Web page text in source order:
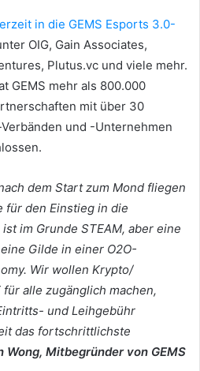
in die GEMS Esports 3.0-
OIG, Gain Associates,
Plutus.vc und viele mehr.
GEMS mehr als 800.000
mit über 30
und -Unternehmen
dem Start zum Mond fliegen
für den Einstieg in die
ist im Grunde STEAM, aber eine
Gilde in einer O2O-
Wir wollen Krypto/
alle zugänglich machen,
und Leihgebühr
das fortschrittlichste
Wong, Mitbegründer von GEMS